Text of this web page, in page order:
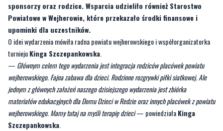
połączył sportową rywalizację, integrację mieszkańców oraz akcję
charytatywną na rzecz dzieci z powiatu wejherowskiego. W
organizację przedsięwzięcia zaangażowały się lokalne instytucje,
sponsorzy oraz rodzice. Wsparcia udzieliło również Starostwo
Powiatowe w Wejherowie, które przekazało środki finansowe i
upominki dla uczestników.
O idei wydarzenia mówiła radna powiatu wejherowskiego i współorganizatorka
turniejuKinga Szczepankowska.
—Głównym celem tego wydarzenia jest integracja rodziców placówek powiatu
wejherowskiego. Fajna zabawa dla dzieci. Rodzinne rozgrywki piłki siatkowej. Ale
jednym z głównych założeń naszego dzisiejszego wydarzenia jest zbiórka